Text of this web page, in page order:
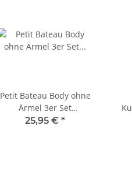
Petit Bateau Body ohne
Ärmel 3er Set
Lochmuster/Herzchen
25,95 € *